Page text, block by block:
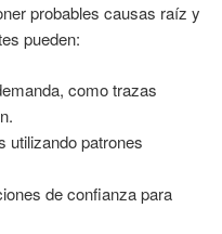
probables causas raíz y
pueden:
como trazas
utilizando patrones
de confianza para